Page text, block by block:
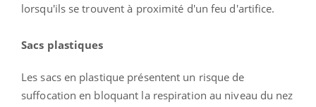
lorsqu'ils se trouvent à proximité d'un feu d'artifice.
Sacs plastiques
Les sacs en plastique présentent un risque de
suffocation en bloquant la respiration au niveau du nez